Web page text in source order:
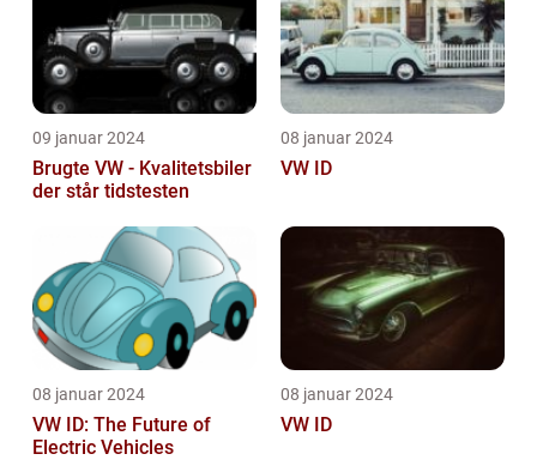
09 januar 2024
Brugte VW - Kvalitetsbiler
der står tidstesten
08 januar 2024
VW ID
08 januar 2024
VW ID: The Future of
Electric Vehicles
08 januar 2024
VW ID